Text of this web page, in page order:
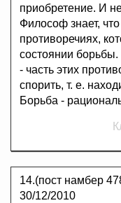
приобретение. И
Философ знает,
противоречиях,
состоянии
- часть этих
спорить, т. е.
Борьба -
14.(пост намбер
30/12/2010